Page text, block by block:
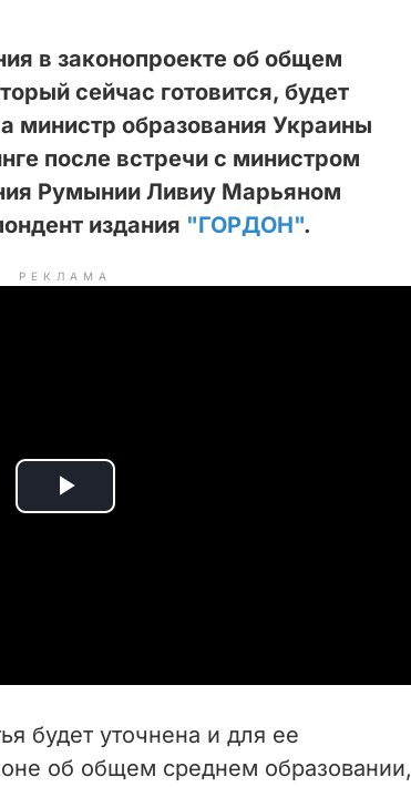
в законопроекте об общем
сейчас готовится, будет
министр образования Украины
после встречи с министром
Румынии Ливиу Марьяном
издания "ГОРДОН".
РЕКЛАМА
P
i
будет уточнена и для ее
об общем среднем образовании,